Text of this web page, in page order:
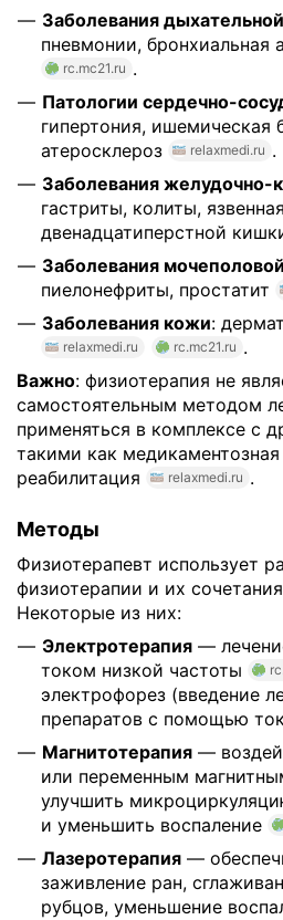
Заболевания
пневмонии, бронхиальная
rc.mc21.ru .
Патологии сердечно-
гипертония, ишемическая
атеросклероз
relaxmedi.ru .
Заболевания желудочно-
гастриты, колиты,
двенадцатиперстной
Заболевания
пиелонефриты, простатит
Заболевания кожи:
relaxmedi.ru rc.mc21.ru .
Важно: физиотерапия не
самостоятельным методом
применяться в комплексе с
такими как
реабилитация
relaxmedi.ru .
Методы
Физиотерапевт использует
физиотерапии и их сочетания
Некоторые из них:
Электротерапия —
током низкой частоты
электрофорез (введение
препаратов с помощью
Магнитотерапия —
или переменным
улучшить
и уменьшить воспаление
Лазеротерапия —
заживление ран,
рубцов, уменьшение